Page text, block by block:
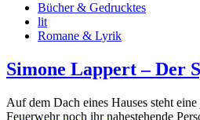
Bücher & Gedrucktes
lit
Romane & Lyrik
Simone Lappert – Der
Auf dem Dach eines Hauses steht
Feuerwehr noch ihr nahestehende